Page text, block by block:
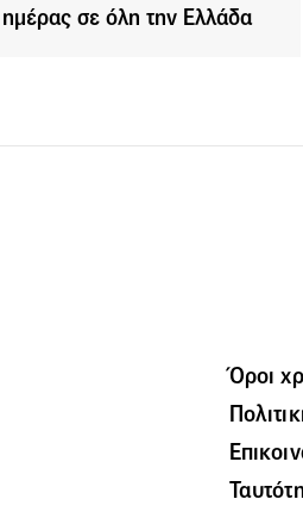
ημέρας σε όλη την Ελλάδα
Όροι